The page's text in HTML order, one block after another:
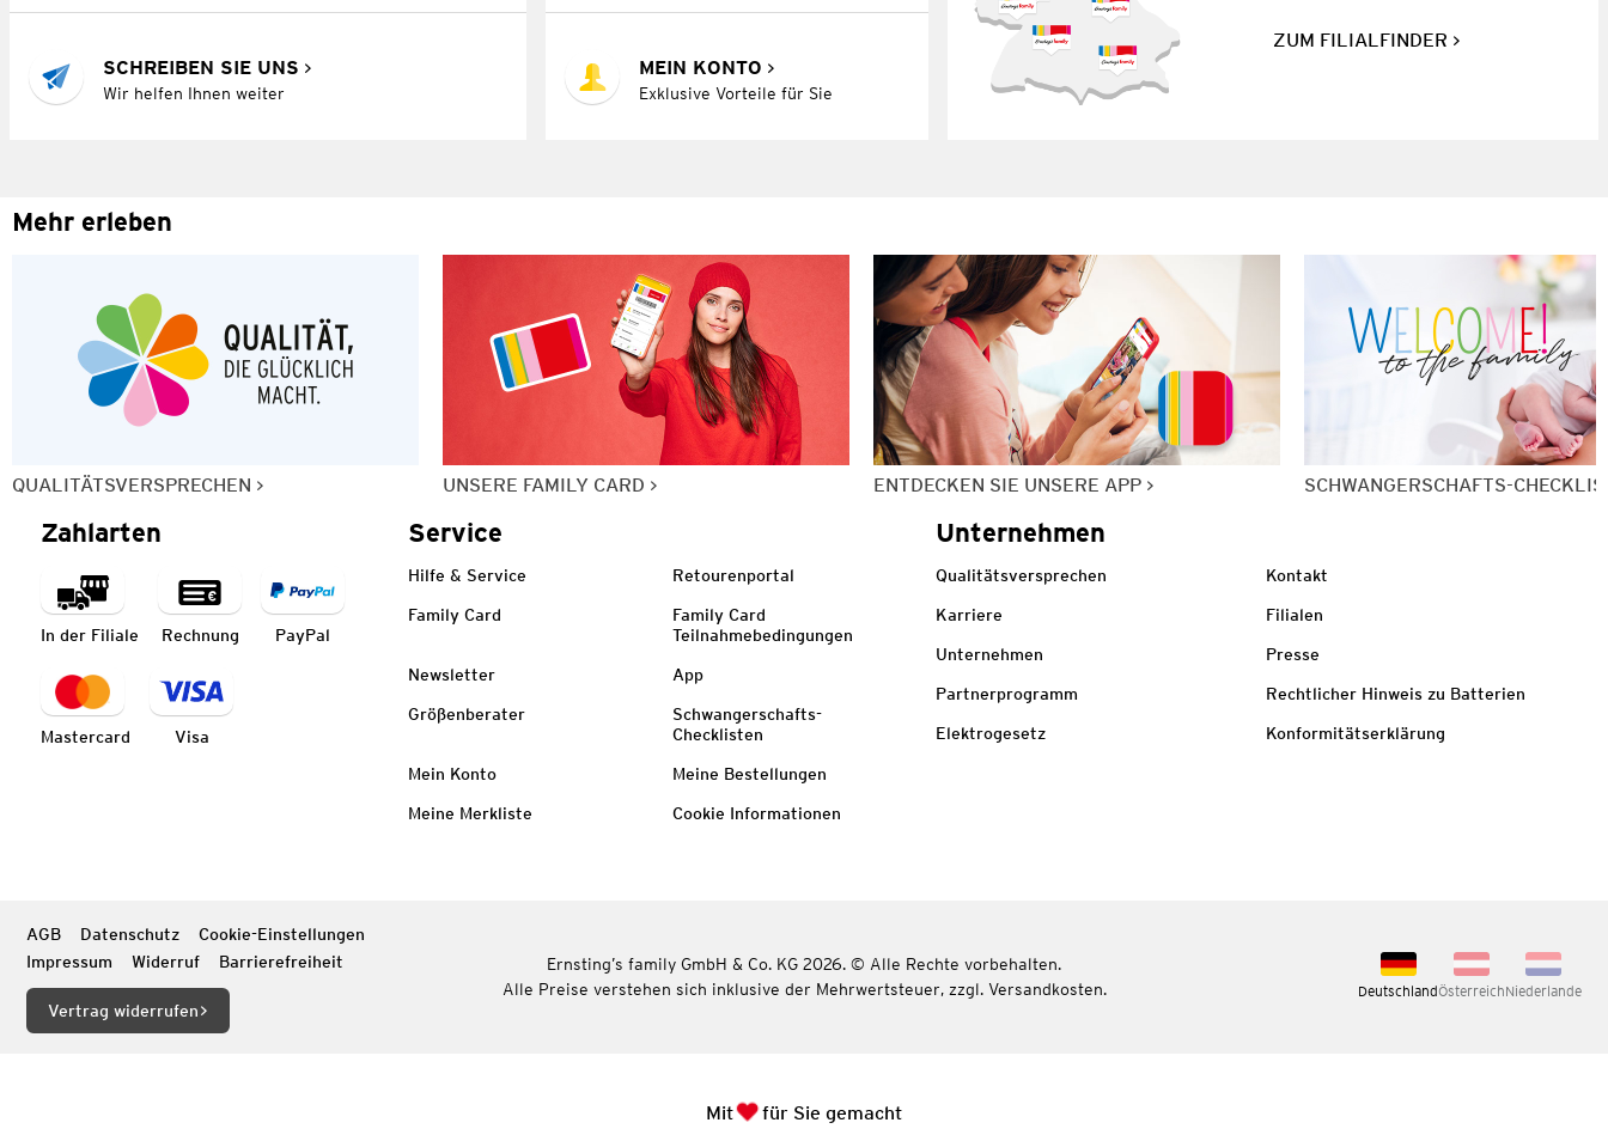
SCHREIBEN SIE UNS
Wir helfen Ihnen weiter
MEIN KONTO
Exklusive Vorteile für Sie
ZUM FILIALFINDER
Mehr erleben
QUALITÄTSVERSPRECHEN UNSERE FAMILY CARD ENTDECKEN SIE UNSERE APP SCHWANGERSCHAFTS-
Zahlarten
In der Filiale Rechnung PayPal
Mastercard Visa
Service
Hilfe & Service Retourenportal
Family Card
Family Card
Teilnahmebedingungen
Newsletter App
Größenberater
Schwangerschafts-
Checklisten
Mein Konto Meine Bestellungen
Meine Merkliste Cookie Informationen
Unternehmen
Qualitätsversprechen Kontakt
Karriere Filialen
Unternehmen Presse
Partnerprogramm Rechtlicher Hinweis zu Batterien
Elektrogesetz Konformitätserklärung
AGB Datenschutz
Cookie-Einstellungen
Impressum
Widerruf Barrierefreiheit
Vertrag widerrufen
Ernsting’s family GmbH & Co. KG 2026. © Alle Rechte vorbehalten.
Alle Preise verstehen sich inklusive der Mehrwertsteuer, zzgl. Versandkosten.
DeutschlandÖsterreichNiederlande
Mit für Sie gemacht